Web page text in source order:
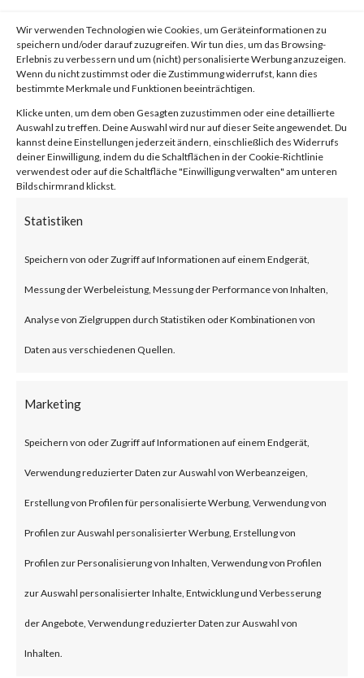
Wir verwenden Technologien wie Cookies, um Geräteinformationen zu
speichern und/oder darauf zuzugreifen. Wir tun dies, um das Browsing-
Erlebnis zu verbessern und um (nicht) personalisierte Werbung anzuzeigen.
Wenn du nicht zustimmst oder die Zustimmung widerrufst, kann dies
bestimmte Merkmale und Funktionen beeinträchtigen.
Klicke unten, um dem oben Gesagten zuzustimmen oder eine detaillierte
Auswahl zu treffen. Deine Auswahl wird nur auf dieser Seite angewendet. Du
kannst deine Einstellungen jederzeit ändern, einschließlich des Widerrufs
deiner Einwilligung, indem du die Schaltflächen in der Cookie-Richtlinie
verwendest oder auf die Schaltfläche "Einwilligung verwalten" am unteren
Bildschirmrand klickst.
Statistiken
Speichern von oder Zugriff auf Informationen auf einem Endgerät,
Messung der Werbeleistung, Messung der Performance von Inhalten,
Analyse von Zielgruppen durch Statistiken oder Kombinationen von
Daten aus verschiedenen Quellen.
Marketing
Speichern von oder Zugriff auf Informationen auf einem Endgerät,
Verwendung reduzierter Daten zur Auswahl von Werbeanzeigen,
Erstellung von Profilen für personalisierte Werbung, Verwendung von
Profilen zur Auswahl personalisierter Werbung, Erstellung von
Profilen zur Personalisierung von Inhalten, Verwendung von Profilen
zur Auswahl personalisierter Inhalte, Entwicklung und Verbesserung
der Angebote, Verwendung reduzierter Daten zur Auswahl von
Inhalten.
2023-26347,
CVE-2023-
38205)
von|18. Jan. 2024
Facebook 0
2023.5 (and earlier) and
affected by Improper Access
Control vulnerabilities that
could result in a security bypass.
Exploitation of these
vulnerabilities could give
attacker access to the
ColdFusion Administrator
endpoints for further attack.